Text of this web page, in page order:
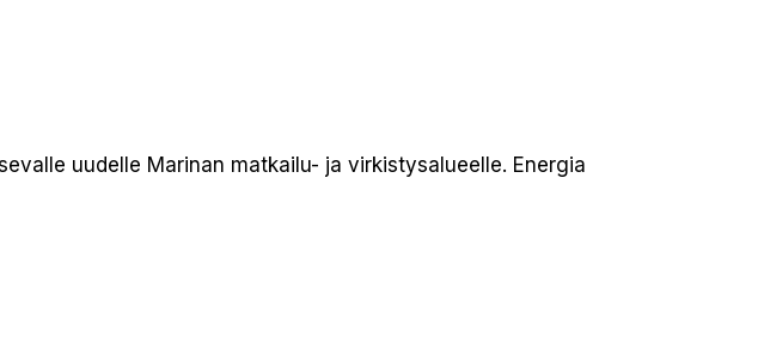
uudelle Marinan matkailu- ja virkistysalueelle. Energia